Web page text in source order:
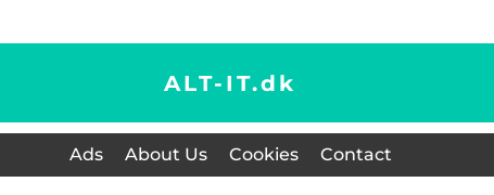
ALT-IT.dk
Ads About Us Cookies Contact